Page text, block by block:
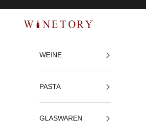
WINETORY
WEINE
PASTA
GLASWAREN